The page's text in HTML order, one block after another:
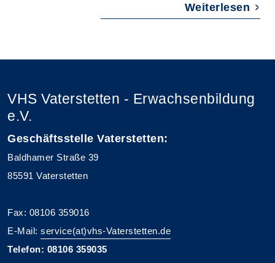
Weiterlesen
VHS Vaterstetten - Erwachsenbildung
e.V.
Geschäftsstelle Vaterstetten:
Baldhamer Straße 39
85591 Vaterstetten
Fax: 08106 359016
E-Mail: service(at)vhs-Vaterstetten.de
Telefon: 08106 359035